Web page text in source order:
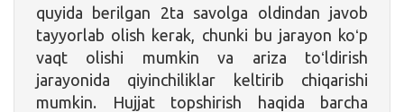
quyida berilgan 2ta savolga oldindan javob
tayyorlab olish kerak, chunki bu jarayon koʻp
vaqt olishi mumkin va ariza toʻldirish
jarayonida qiyinchiliklar keltirib chiqarishi
mumkin. Hujjat topshirish haqida barcha